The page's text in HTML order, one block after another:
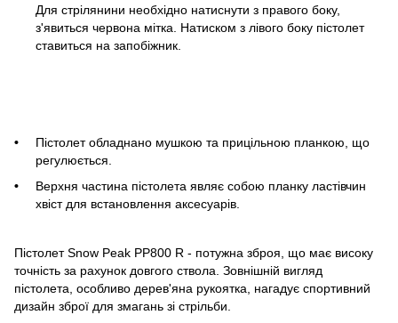
Для стрілянини необхідно натиснути з правого боку,
з'явиться червона мітка. Натиском з лівого боку пістолет
ставиться на запобіжник.
Пістолет обладнано мушкою та прицільною планкою, що
регулюється.
Верхня частина пістолета являє собою планку ластівчин
хвіст для встановлення аксесуарів.
Пістолет Snow Peak PP800 R - потужна зброя, що має високу
точність за рахунок довгого ствола. Зовнішній вигляд
пістолета, особливо дерев'яна рукоятка, нагадує спортивний
дизайн зброї для змагань зі стрільби.